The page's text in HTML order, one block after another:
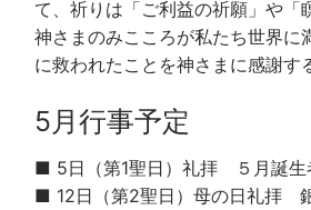
て、祈りは「ご利益の祈願」や「
神さまのみこころが私たち世界に
に救われたことを神さまに感謝す
5月行事予定
■ 5日（第1聖日）礼拝 ５月誕生
■ 12日（第2聖日）母の日礼拝